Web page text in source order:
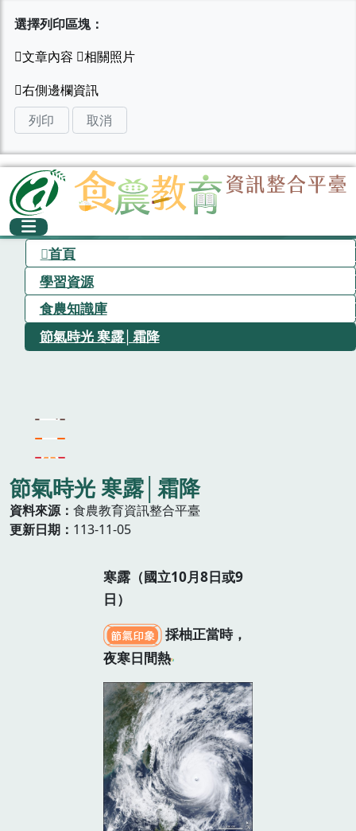
選擇列印區塊：
列印 取消
首頁
學習資源
食農知識庫
節氣時光 寒露│霜降
節氣時光 寒露│霜降
資料來源
食農教育資訊整合平臺
更新日期
113-11-05
寒露（國立10月8日或9
日）
採柚正當時，
夜寒日間熱